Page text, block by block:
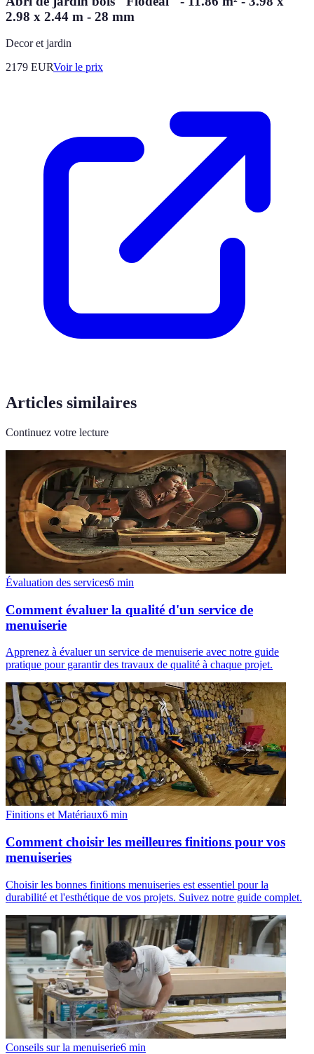
2.98 x 2.44 m - 28 mm
Decor et jardin
2179 EURVoir le prix
Articles similaires
Continuez votre lecture
Évaluation des services6 min
Comment évaluer la qualité d'un service de
menuiserie
Apprenez à évaluer un service de menuiserie avec notre guide
pratique pour garantir des travaux de qualité à chaque projet.
Finitions et Matériaux6 min
Comment choisir les meilleures finitions pour vos
menuiseries
Choisir les bonnes finitions menuiseries est essentiel pour la
durabilité et l'esthétique de vos projets. Suivez notre guide complet.
Conseils sur la menuiserie6 min